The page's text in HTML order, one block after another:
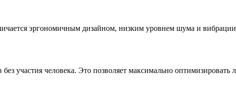
эргономичным дизайном, низким уровнем шума и
участия человека. Это позволяет максимально оптимизировать